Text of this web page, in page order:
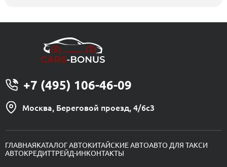
+7 (495) 106-46-09
Москва, Береговой проезд, 4/6с3
ГЛАВНАЯКАТАЛОГ АВТОКИТАЙСКИЕ АВТОАВТО ДЛЯ ТАКСИ
АВТОКРЕДИТТРЕЙД-ИНКОНТАКТЫ